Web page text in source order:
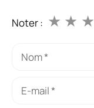
Noter : ★
★
★
Nom